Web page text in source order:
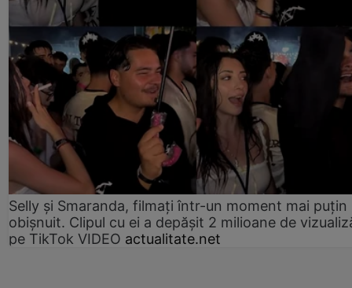
Selly și Smaranda, filmați într-un moment mai puțin
obișnuit. Clipul cu ei a depășit 2 milioane de
pe TikTok VIDEO actualitate.net